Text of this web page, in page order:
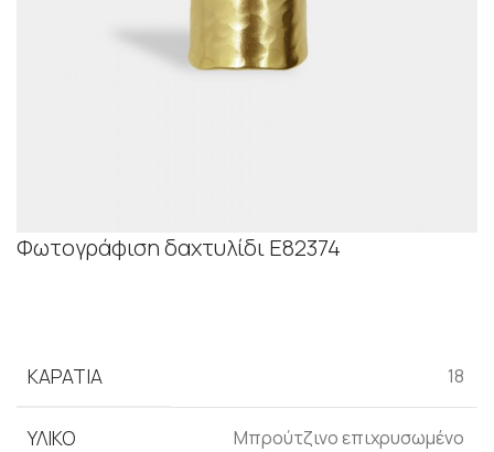
Φωτογράφιση δαχτυλίδι Ε82374
ΚΑΡΆΤΙΑ 18
ΥΛΙΚΌ Μπρούτζινο επιχρυσωμένο